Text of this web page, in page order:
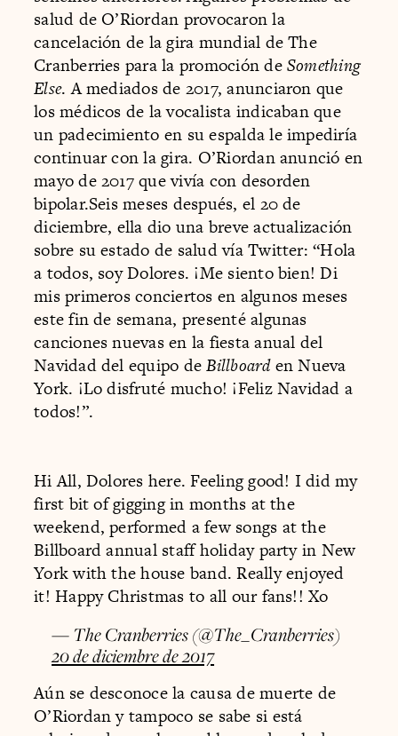
salud de O’Riordan provocaron la
cancelación de la gira mundial de The
Cranberries para la promoción deSomething
Else. A mediados de 2017, anunciaron que
los médicos de la vocalista indicaban que
un padecimiento en su espalda le impediría
continuar con la gira. O’Riordan anunció en
mayo de 2017 que vivía con desorden
bipolar.Seis meses después, el 20 de
diciembre, ella dio una breve actualización
sobre su estado de salud vía Twitter: “Hola
a todos, soy Dolores. ¡Me siento bien! Di
mis primeros conciertos en algunos meses
este fin de semana, presenté algunas
canciones nuevas en la fiesta anual del
Navidad del equipo deBillboarden Nueva
York. ¡Lo disfruté mucho! ¡Feliz Navidad a
todos!”.
Hi All, Dolores here. Feeling good! I did my
first bit of gigging in months at the
weekend, performed a few songs at the
Billboard annual staff holiday party in New
York with the house band. Really enjoyed
it! Happy Christmas to all our fans!! Xo
— The Cranberries (@The_Cranberries)
20 de diciembre de 2017
Aún se desconoce la causa de muerte de
O’Riordan y tampoco se sabe si está